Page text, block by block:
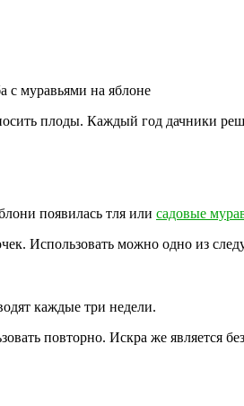
с муравьями на яблоне
плоды. Каждый год дачники
появилась тля или садовые
Использовать можно одно из
каждые три недели.
повторно. Искра же является